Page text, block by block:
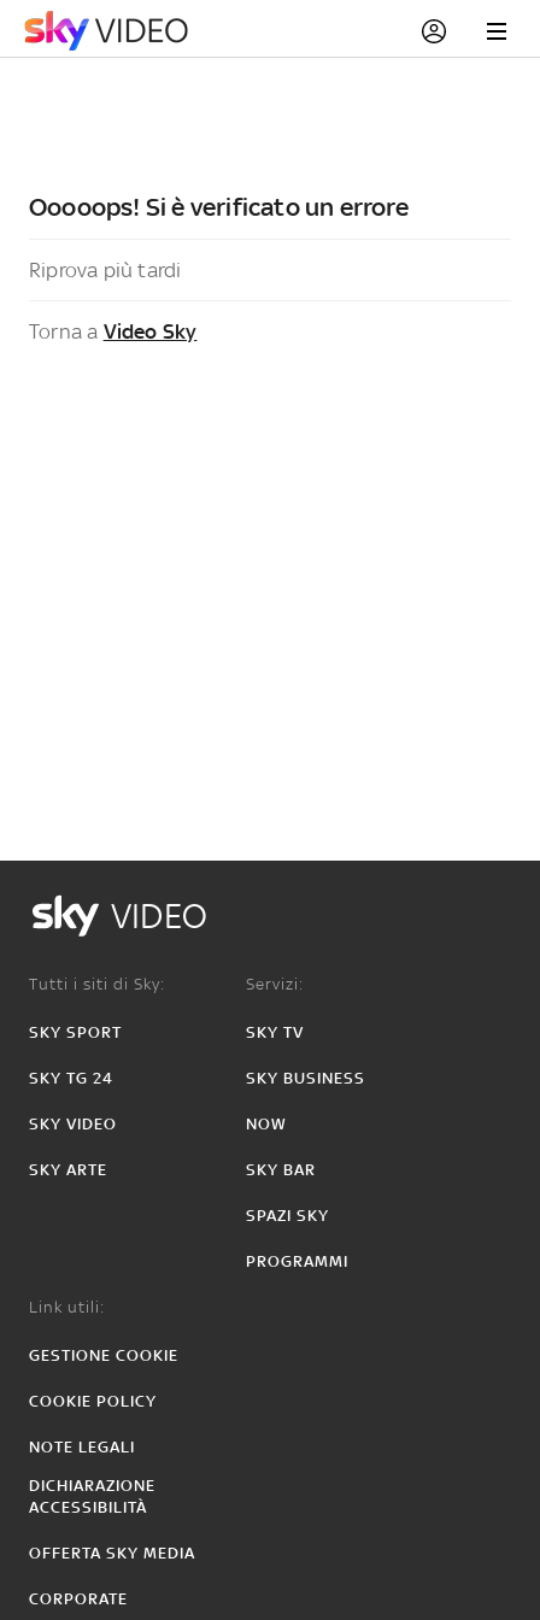
Ooooops! Si è verificato un errore
Riprova più tardi
Torna a Video Sky
VIDEO
Tutti i siti di Sky:
SKY SPORT
SKY TG 24
SKY VIDEO
SKY ARTE
Servizi:
SKY TV
SKY BUSINESS
NOW
SKY BAR
SPAZI SKY
PROGRAMMI
Link utili:
GESTIONE COOKIE
COOKIE POLICY
NOTE LEGALI
DICHIARAZIONE
ACCESSIBILITÀ
OFFERTA SKY MEDIA
CORPORATE